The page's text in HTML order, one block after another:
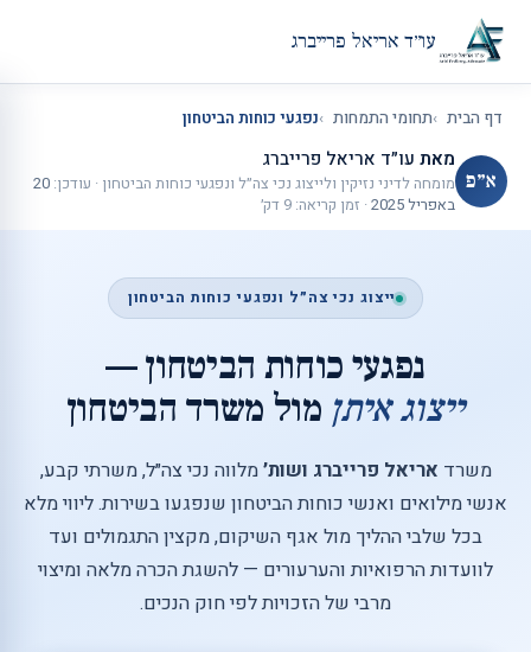
עו״ד אריאל פרייברג
דף הבית תחומי התמחות נפגעי כוחות הביטחון
א״פ
מאת עו״ד אריאל פרייברג
מומחה לדיני נזיקין ולייצוג נכי צה״ל ונפגעי כוחות הביטחון · עודכן: 20
באפריל 2025
· זמן קריאה: 9 דק׳
ייצוג נכי צה״ל ונפגעי כוחות הביטחון
נפגעי כוחות הביטחון —
ייצוג איתן מול משרד הביטחון
משרד אריאל פרייברג ושות׳מלווה נכי צה״ל, משרתי קבע,
אנשי מילואים ואנשי כוחות הביטחון שנפגעו בשירות. ליווי מלא
בכל שלבי ההליך מול אגף השיקום, מקצין התגמולים ועד
לוועדות הרפואיות והערעורים — להשגת הכרה מלאה ומיצוי
מרבי של הזכויות לפי חוק הנכים.